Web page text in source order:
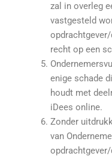
zal in overleg
vastgesteld
recht op een
enige schade
houdt met
iDees online.
Zonder
van